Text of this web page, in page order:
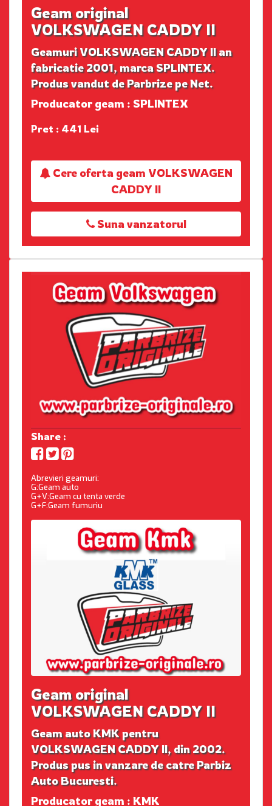
Geam original
VOLKSWAGEN CADDY II
Geamuri VOLKSWAGEN CADDY II an
fabricatie 2001, marca SPLINTEX.
Produs vandut de Parbrize pe Net.
Producator geam : SPLINTEX
Pret : 441 Lei
Cere oferta geam VOLKSWAGEN
CADDY II
Suna vanzatorul
Share :
Abrevieri geamuri:
G:Geam auto
G+V:Geam cu tenta verde
G+F:Geam fumuriu
Geam original
VOLKSWAGEN CADDY II
Geam auto KMK pentru
VOLKSWAGEN CADDY II, din 2002.
Produs pus in vanzare de catre Parbiz
Auto Bucuresti.
Producator geam : KMK